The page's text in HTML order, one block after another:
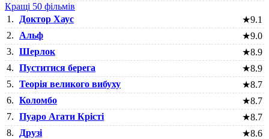
Кращі 50 фільмів
1.
Доктор Хаус ★9.1
2.
Альф ★9.0
3. Шерлок ★8.9
4. Пуститися берега ★8.9
5. Теорія великого вибуху ★8.7
6. Коломбо ★8.7
7. Пуаро Агати Крісті ★8.7
8.
Друзі ★8.6